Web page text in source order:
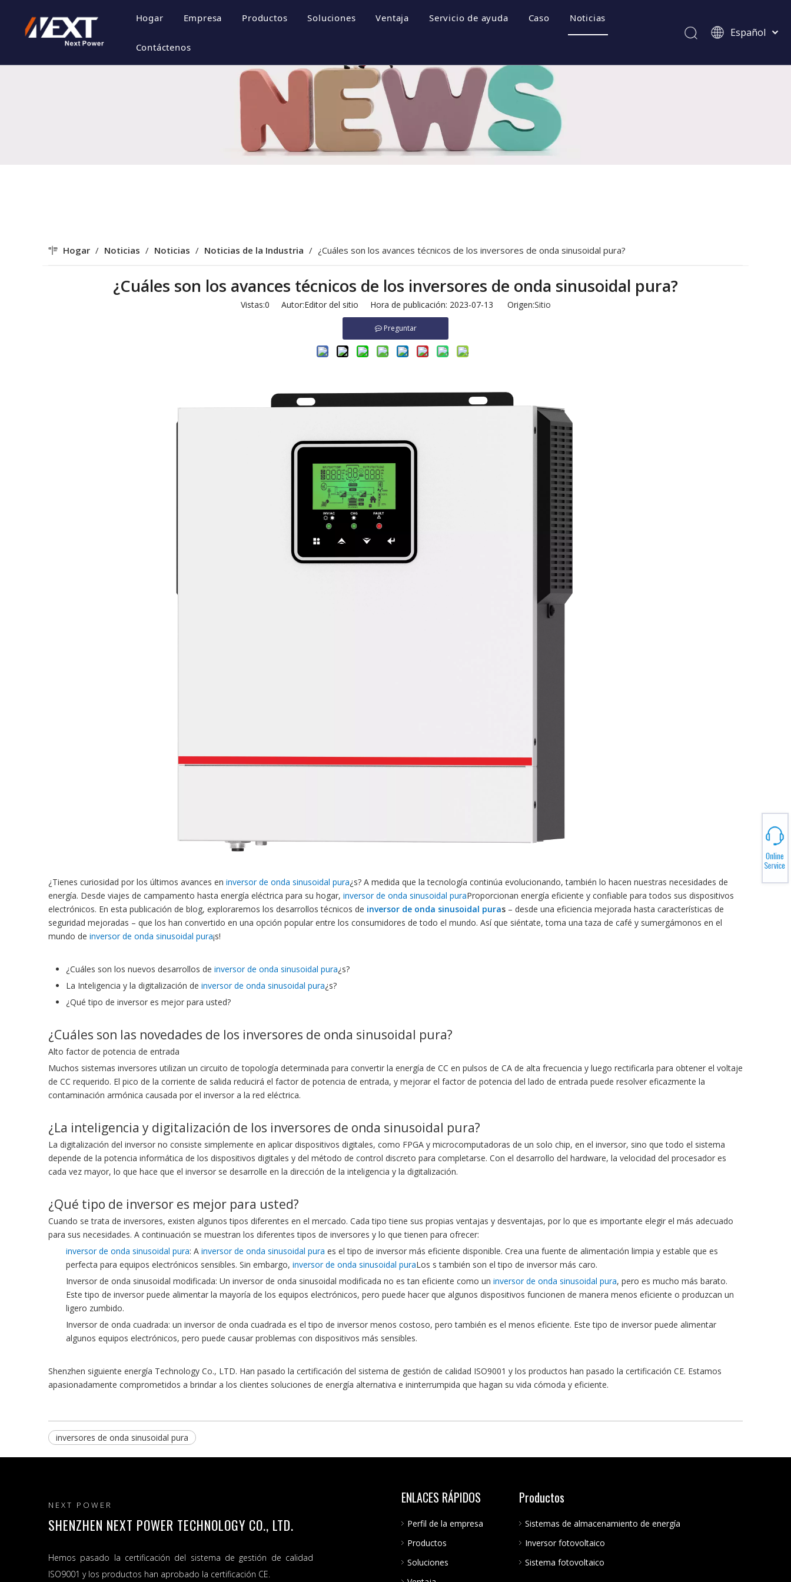
Hogar Empresa
Cultura de la empresa
Certificado de honor
Estilo de empresa
Productos
Inversor fotovoltaico
Sistema fotovoltaico
Soluciones Ventaja Servicio de ayuda
Descargar
Preguntas más frecuentes
Videos
Caso Noticias
Contáctenos
Español
Kiswahili
Hogar / Noticias / Noticias / Noticias de la Industria / ¿Cuáles son los avances técnicos de los inversores de onda sinusoidal pura?
¿Cuáles son los avances técnicos de los inversores de onda sinusoidal pura?
Vistas:0 Autor:Editor del sitio Hora de publicación: 2023-07-13 Origen:Sitio
Preguntar
¿Tienes curiosidad por los últimos avances en inversor de onda sinusoidal pura¿s? A medida que la tecnología continúa evolucionando, también lo hacen nuestras necesidades de
energía. Desde viajes de campamento hasta energía eléctrica para su hogar, inversor de onda sinusoidal puraProporcionan energía eficiente y confiable para todos sus dispositivos
electrónicos. En esta publicación de blog, exploraremos los desarrollos técnicos de inversor de onda sinusoidal puras – desde una eficiencia mejorada hasta características de
seguridad mejoradas – que los han convertido en una opción popular entre los consumidores de todo el mundo. Así que siéntate, toma una taza de café y sumergámonos en el
mundo de inversor de onda sinusoidal pura¡s!
¿Cuáles son los nuevos desarrollos de inversor de onda sinusoidal pura¿s?
La Inteligencia y la digitalización de inversor de onda sinusoidal pura¿s?
¿Qué tipo de inversor es mejor para usted?
¿Cuáles son las novedades de los inversores de onda sinusoidal pura?
Alto factor de potencia de entrada
Muchos sistemas inversores utilizan un circuito de topología determinada para convertir la energía de CC en pulsos de CA de alta frecuencia y luego rectificarla para obtener el voltaje
de CC requerido. El pico de la corriente de salida reducirá el factor de potencia de entrada, y mejorar el factor de potencia del lado de entrada puede resolver eficazmente la
contaminación armónica causada por el inversor a la red eléctrica.
¿La inteligencia y digitalización de los inversores de onda sinusoidal pura?
La digitalización del inversor no consiste simplemente en aplicar dispositivos digitales, como FPGA y microcomputadoras de un solo chip, en el inversor, sino que todo el sistema
depende de la potencia informática de los dispositivos digitales y del método de control discreto para completarse. Con el desarrollo del hardware, la velocidad del procesador es
cada vez mayor, lo que hace que el inversor se desarrolle en la dirección de la inteligencia y la digitalización.
¿Qué tipo de inversor es mejor para usted?
Cuando se trata de inversores, existen algunos tipos diferentes en el mercado. Cada tipo tiene sus propias ventajas y desventajas, por lo que es importante elegir el más adecuado
para sus necesidades. A continuación se muestran los diferentes tipos de inversores y lo que tienen para ofrecer:
inversor de onda sinusoidal pura: A inversor de onda sinusoidal pura es el tipo de inversor más eficiente disponible. Crea una fuente de alimentación limpia y estable que es
perfecta para equipos electrónicos sensibles. Sin embargo, inversor de onda sinusoidal puraLos s también son el tipo de inversor más caro.
Inversor de onda sinusoidal modificada: Un inversor de onda sinusoidal modificada no es tan eficiente como un inversor de onda sinusoidal pura, pero es mucho más barato.
Este tipo de inversor puede alimentar la mayoría de los equipos electrónicos, pero puede hacer que algunos dispositivos funcionen de manera menos eficiente o produzcan un
ligero zumbido.
Inversor de onda cuadrada: un inversor de onda cuadrada es el tipo de inversor menos costoso, pero también es el menos eficiente. Este tipo de inversor puede alimentar
algunos equipos electrónicos, pero puede causar problemas con dispositivos más sensibles.
Shenzhen siguiente energía Technology Co., LTD. Han pasado la certificación del sistema de gestión de calidad ISO9001 y los productos han pasado la certificación CE. Estamos
apasionadamente comprometidos a brindar a los clientes soluciones de energía alternativa e ininterrumpida que hagan su vida cómoda y eficiente.
inversores de onda sinusoidal pura
NEXT POWER
SHENZHEN NEXT POWER TECHNOLOGY CO., LTD.
Hemos pasado la certificación del sistema de gestión de calidad
ISO9001 y los productos han aprobado la certificación CE.
ENLACES RÁPIDOS
Perfil de la empresa
Productos
Soluciones
Productos
Sistemas de almacenamiento de energía
Inversor fotovoltaico
Sistema fotovoltaico